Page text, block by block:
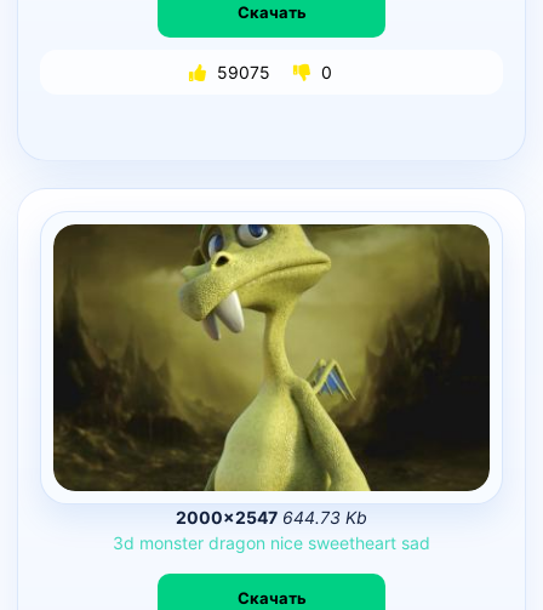
Скачать
59075 0
2000×2547 644.73 Kb
3d monster dragon nice sweetheart sad
Скачать